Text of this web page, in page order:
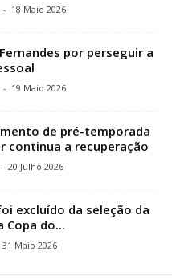
- 18 Maio 2026
por perseguir a
- 19 Maio 2026
de pré-temporada
continua a recuperação
- 20 Julho 2026
excluído da seleção da
Copa do...
31 Maio 2026